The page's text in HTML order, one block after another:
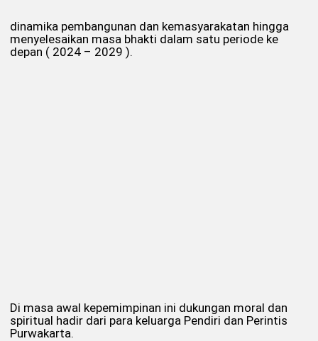
dinamika pembangunan dan kemasyarakatan hingga
menyelesaikan masa bhakti dalam satu periode ke
depan ( 2024 – 2029 ).
Di masa awal kepemimpinan ini dukungan moral dan
spiritual hadir dari para keluarga Pendiri dan Perintis
Purwakarta.